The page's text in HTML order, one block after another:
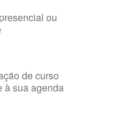
ou
de curso
sua agenda